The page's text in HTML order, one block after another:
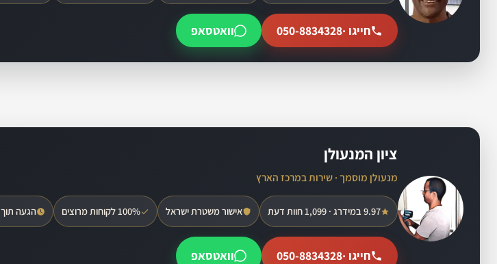
חייגו ·050-8834328 וואטסאפ
ציון המנעולן
מנעולן מוסמך · שירות במרכז הארץ
9.97 במידרג · 1,099 חוות דעת אישור משטרת ישראל 100% לקוחות מרוצים הגעה תוך 20 עד 40 דקות
חייגו ·050-8834328 וואטסאפ